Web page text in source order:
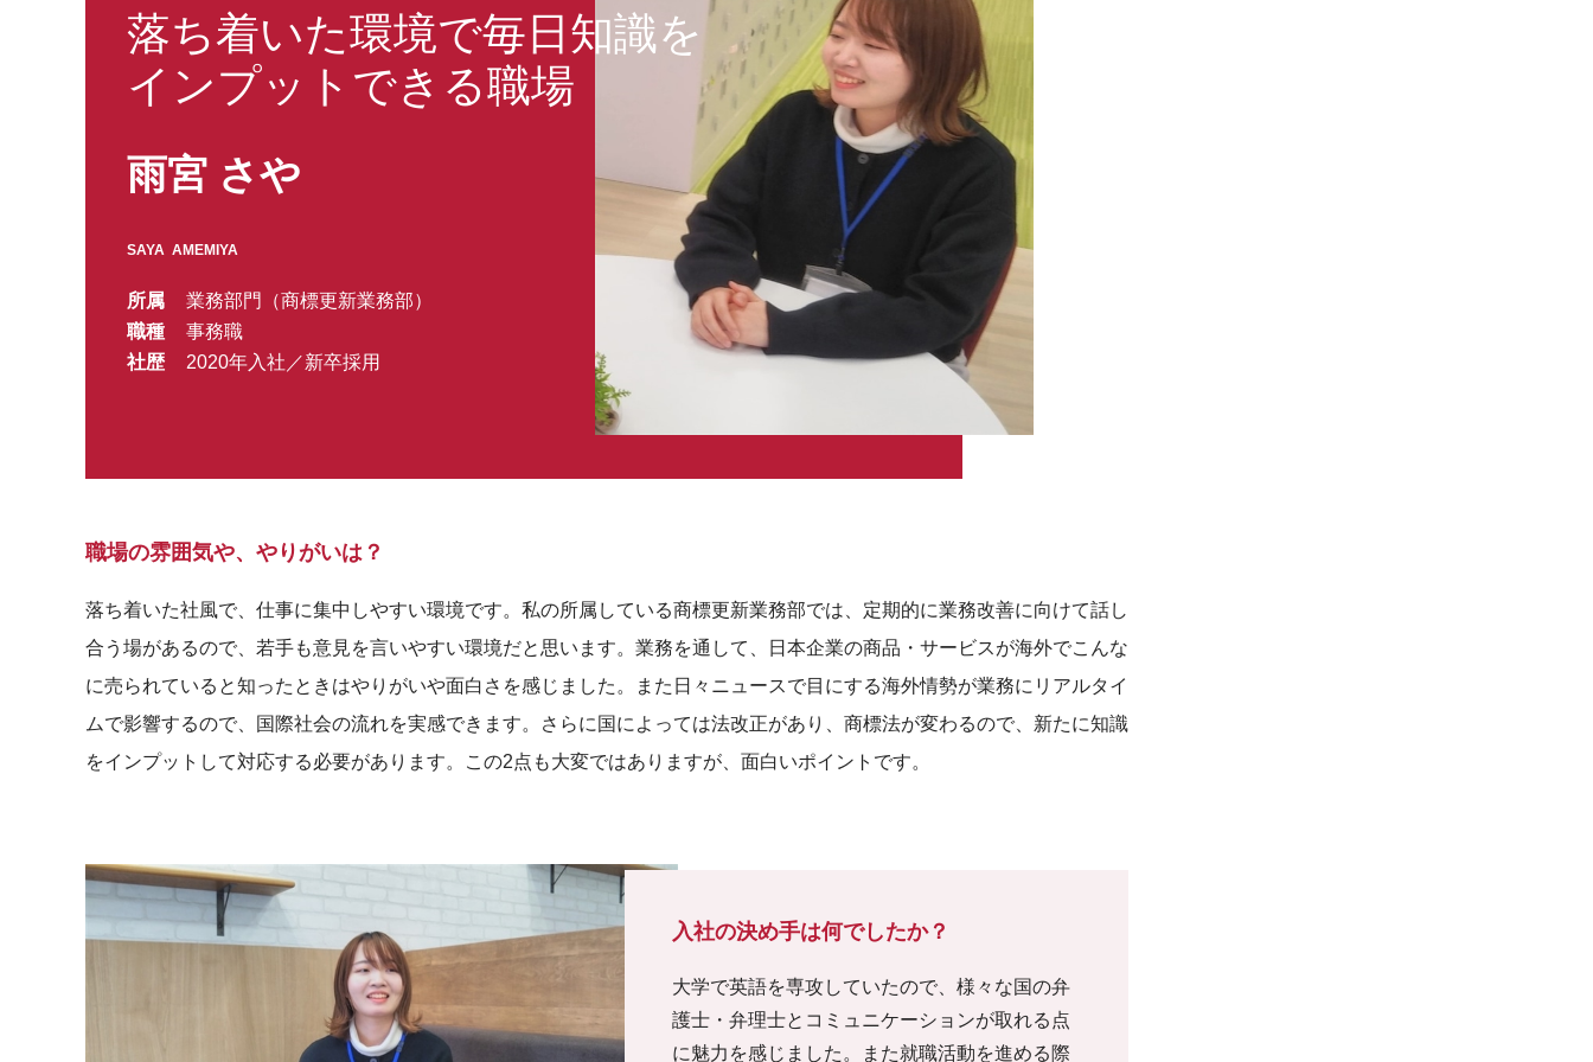
落ち着いた環境で毎日知識を
インプットできる職場
雨宮 さや
SAYA AMEMIYA
所属
業務部門（商標更新業務部）
職種
事務職
社歴
2020年入社／新卒採用
職場の雰囲気や、やりがいは？
落ち着いた社風で、仕事に集中しやすい環境です。私の所属している商標更新業務部では、定期的に業務改善に向けて話し
合う場があるので、若手も意見を言いやすい環境だと思います。業務を通して、日本企業の商品・サービスが海外でこんな
に売られていると知ったときはやりがいや面白さを感じました。また日々ニュースで目にする海外情勢が業務にリアルタイ
ムで影響するので、国際社会の流れを実感できます。さらに国によっては法改正があり、商標法が変わるので、新たに知識
をインプットして対応する必要があります。この2点も大変ではありますが、面白いポイントです。
入社の決め手は何でしたか？
大学で英語を専攻していたので、様々な国の弁
護士・弁理士とコミュニケーションが取れる点
に魅力を感じました。また就職活動を進める際